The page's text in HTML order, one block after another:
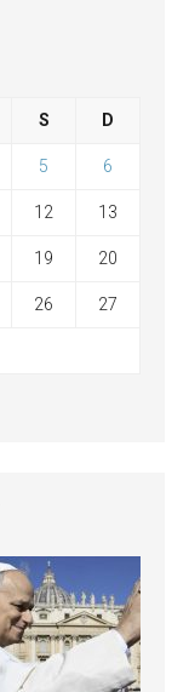
S D
5 6
12 13
19 20
26 27